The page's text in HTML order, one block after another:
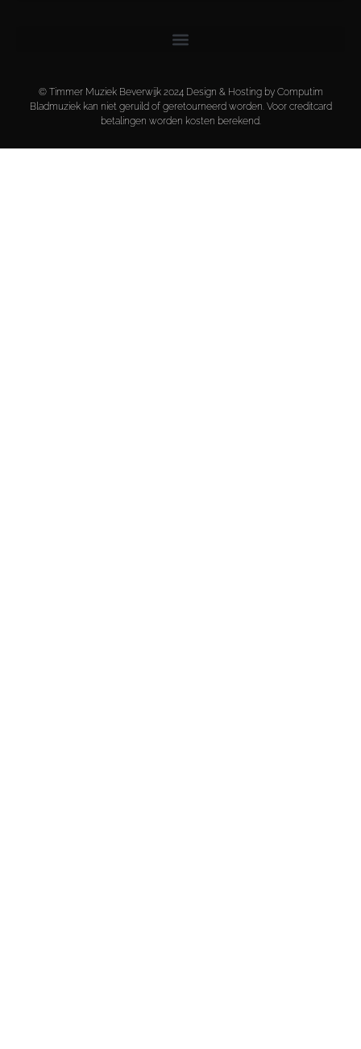
© Timmer Muziek Beverwijk 2024 Design & Hosting by Computim
Bladmuziek kan niet geruild of geretourneerd worden. Voor creditcard
betalingen worden kosten berekend.